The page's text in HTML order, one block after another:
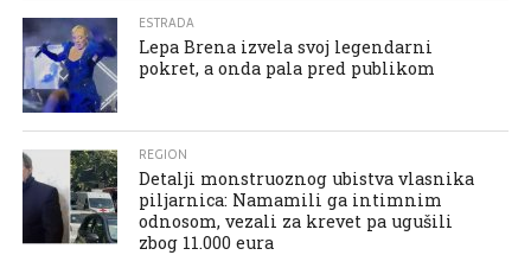
ESTRADA
Lepa Brena izvela svoj legendarni
pokret, a onda pala pred publikom
REGION
Detalji monstruoznog ubistva vlasnika
piljarnica: Namamili ga intimnim
odnosom, vezali za krevet pa ugušili
zbog 11.000 eura